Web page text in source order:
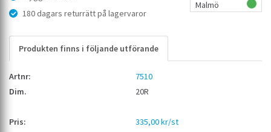
180 dagars returrätt på lagervaror
Malmö
Produkten finns i följande utförande
7510
20R
335,00 kr/st